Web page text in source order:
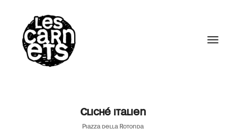
Cliché italien
Piazza della Rotonda